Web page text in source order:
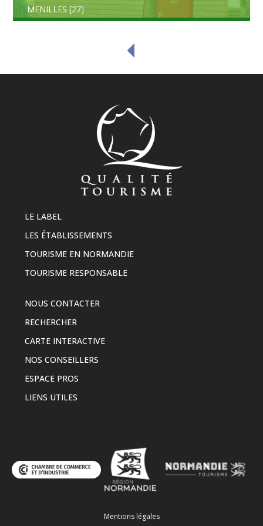
MENILLES [27]
LE LABEL
LES ÉTABLISSEMENTS
TOURISME EN NORMANDIE
TOURISME RESPONSABLE
NOUS CONTACTER
RECHERCHER
CARTE INTERACTIVE
NOS CONSEILLERS
ESPACE PROS
LIENS UTILES
Mentions légales